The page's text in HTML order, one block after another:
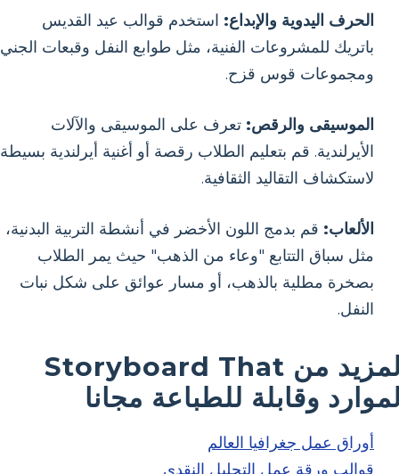
الحرف اليدوية والإبداع: استخدم قوالب عيد القديس
باتريك للمشروعات الفنية، مثل طوابع النفل وقبعات الجني
ومجموعات قوس قزح.
الموسيقى والرقص: تعرف على الموسيقى والآلات
الأيرلندية. قم بتعليم الطلاب رقصة أو أغنية أيرلندية بسيطة
لاستكشاف التقاليد الثقافية.
الألعاب: قم بدمج اللون الأخضر في أنشطة التربية البدنية،
مثل سباق التتابع "وعاء من الذهب" حيث يمر الطلاب
بصخرة مطلية بالذهب، أو مسار عوائق على شكل نبات
النفل.
المزيد من Storyboard That
وقابلة للطباعة مجانا
أوراق عمل جغرافيا العالم
قوالب ورقة عمل التحليل النقدي